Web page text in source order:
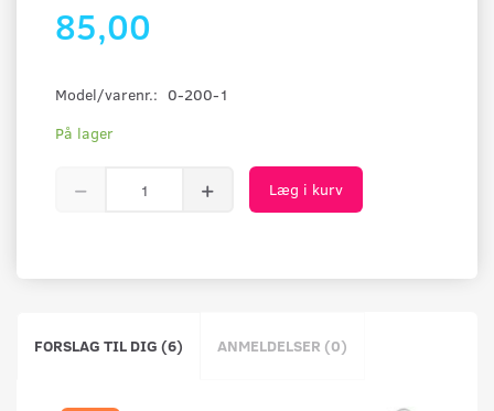
85,00
Model/varenr.: 0-200-1
På lager
Læg i kurv
FORSLAG TIL DIG (6) ANMELDELSER (0)